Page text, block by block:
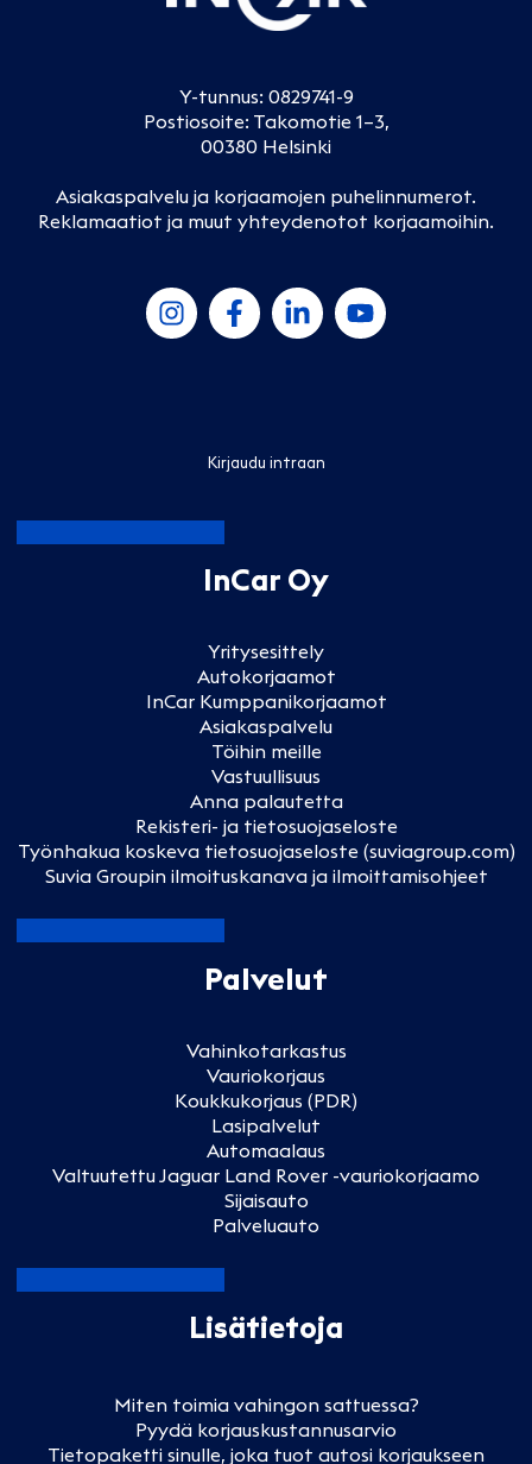
Y-tunnus: 0829741-9
Postiosoite: Takomotie 1–3,
00380 Helsinki
Asiakaspalvelu ja korjaamojen puhelinnumerot.
Reklamaatiot ja muut yhteydenotot korjaamoihin.
Kirjaudu intraan
InCar Oy
Yritysesittely
Autokorjaamot
InCar Kumppanikorjaamot
Asiakaspalvelu
Töihin meille
Vastuullisuus
Anna palautetta
Rekisteri- ja tietosuojaseloste
Työnhakua koskeva tietosuojaseloste (suviagroup.com)
Suvia Groupin ilmoituskanava ja ilmoittamisohjeet
Palvelut
Vahinkotarkastus
Vauriokorjaus
Koukkukorjaus (PDR)
Lasipalvelut
Automaalaus
Valtuutettu Jaguar Land Rover -vauriokorjaamo
Sijaisauto
Palveluauto
Lisätietoja
Miten toimia vahingon sattuessa?
Pyydä korjauskustannusarvio
Tietopaketti sinulle, joka tuot autosi korjaukseen